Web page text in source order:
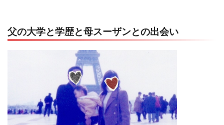
父の大学と学歴と母スーザンとの出会い